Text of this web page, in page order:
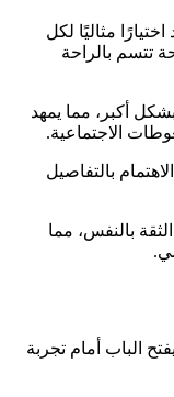
مثاليًا لكل
تتسم بالراحة
أكبر، مما يمهد
الاجتماعية.
بالتفاصيل
بالنفس، مما
الباب أمام تجربة